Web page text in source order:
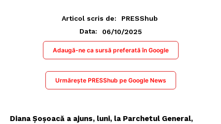
Articol scris de:
PRESShub
Data:
06/10/2025
Adaugă-ne ca sursă preferată în Google
Urmărește PRESShub pe Google News
Diana Șoșoacă a ajuns, luni, la Parchetul General,